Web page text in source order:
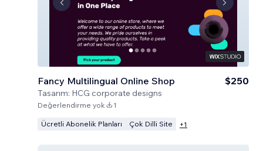
Fancy Multilingual Online Shop
Tasarım: HCG corporate designs
$250
Değerlendirme yok 1
Ücretli Abonelik Planları Çok Dilli Site +1